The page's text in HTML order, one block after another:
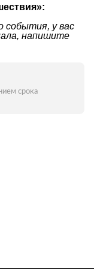
»:
события, у вас
напишите
срока